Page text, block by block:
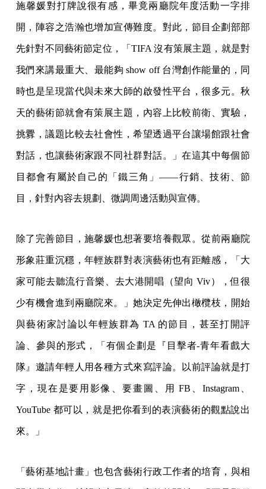
施馨媛對打牌說很有感，畢竟兩廳院年度活動一字排
開，陣容之浩瀚也增加宣傳難度。對此，節目企劃部部
先針對不同藝術節定位，「TIFA 沒有策展主題，就是對
我們來講最重大、最能夠 show off 台灣創作能量的，同
時也是呈現當代與未來大師的啟發性平台，很多元。秋
天的藝術節就會有策展主題，內容上比較前衛、實驗，
挑釁，議題比較去社會性，希望透過平台讓場館跟社會
對話，也讓藝術家跟不同社群對話。」在這其中每個節
目都會有屬於自己的「鐵三角」——行銷、技術、節
目，針對內容去規劃、微調周邊活動與宣傳。
除了完善節目，施馨媛也想著要培養觀眾。從前兩廳院
形象莊重沉穩，年輕族群對表演藝術也有距離感，「大
家可能去聽流行音樂、去大港開唱（望向 Viv），但很
少有機會進到兩廳院來。」她決定先伸出橄欖枝，開始
與藝術家討論以年輕族群為 TA 的節目，甚至打開評
論、參與的形式，「有個企劃是『目擊者-青年看戲大
隊』邀請年輕人用各種方式來寫評論。以前評論就是打
字，現在是要用影像、要畫圖、用 FB、Instagram、
YouTube 都可以，就是把你看到的表演藝術的觀點說出
來。」
「藝術基地計畫」也包含藝術行政工作者的培育，與相